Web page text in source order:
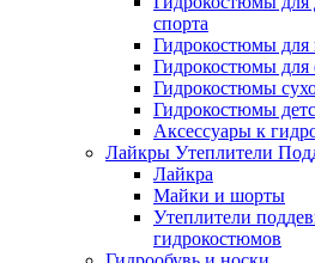
спорта
Гидрокостюмы для
Гидрокостюмы для
Гидрокостюмы
Гидрокостюмы
Аксессуары к
Лайкры Утеплители
Лайкра
Майки и шорты
Утеплители
гидрокостюмов